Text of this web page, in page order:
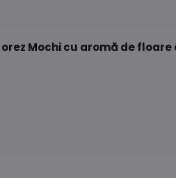
Mochi cu aromă de floare